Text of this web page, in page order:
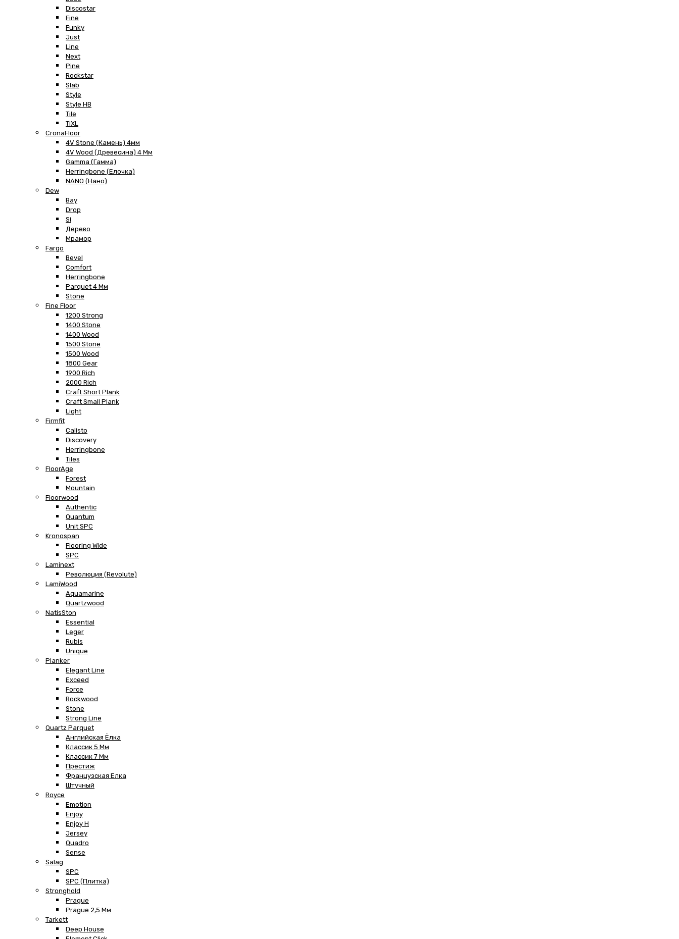
Discostar
Fine
Funky
Just
Line
Next
Pine
Rockstar
Slab
Style
Style HB
Tile
TiXL
CronaFloor
4V Stone (Камень) 4мм
4V Wood (Древесина) 4 Мм
Gamma (Гамма)
Herringbone (Елочка)
NANO (Нано)
Dew
Bay
Drop
Si
Дерево
Мрамор
Fargo
Bevel
Comfort
Herringbone
Parquet 4 Мм
Stone
Fine Floor
1200 Strong
1400 Stone
1400 Wood
1500 Stone
1500 Wood
1800 Gear
1900 Rich
2000 Rich
Craft Short Plank
Craft Small Plank
Light
Firmfit
Calisto
Discovery
Herringbone
Tiles
FloorAge
Forest
Mountain
Floorwood
Authentic
Quantum
Unit SPC
Kronospan
Flooring Wide
SPC
Laminext
Революция (Revolute)
LamiWood
Aquamarine
Quartzwood
NatisSton
Essential
Leger
Rubis
Unique
Planker
Elegant Line
Exceed
Force
Rockwood
Stone
Strong Line
Quartz Parquet
Английская Ёлка
Классик 5 Мм
Классик 7 Мм
Престиж
Французская Елка
Штучный
Royce
Emotion
Enjoy
Enjoy H
Jersey
Quadro
Sense
Salag
SPC
SPC (плитка)
Stronghold
Prague
Prague 2,5 Мм
Tarkett
Deep House